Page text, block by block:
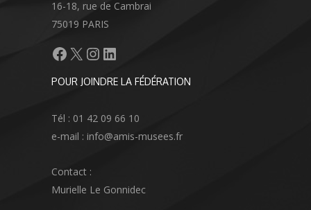
16-18, rue de Cambrai
75019 PARIS
Facebook
X Instagram
LinkedIn
POUR JOINDRE LA FÉDÉRATION
Tél : 01 42 09 66 10
e-mail : info@amis-musees.fr
Contact :
Murielle Le Gonnidec